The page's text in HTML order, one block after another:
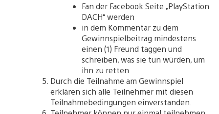
Fan der Facebook Seite „PlayStation
DACH“ werden
in dem Kommentar zu dem
Gewinnspielbeitrag mindestens
einen (1) Freund taggen und
schreiben, was sie tun würden, um
ihn zu retten
Durch die Teilnahme am Gewinnspiel
erklären sich alle Teilnehmer mit diesen
Teilnahmebedingungen einverstanden.